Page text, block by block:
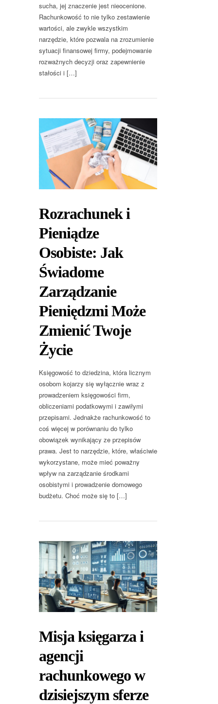
sucha, jej znaczenie jest nieocenione.
Rachunkowość to nie tylko zestawienie
wartości, ale zwykle wszystkim
narzędzie, które pozwala na zrozumienie
sytuacji finansowej firmy, podejmowanie
rozważnych decyzji oraz zapewnienie
stałości i […]
Rozrachunek i
Pieniądze
Osobiste: Jak
Świadome
Zarządzanie
Pieniędzmi Może
Zmienić Twoje
Życie
Księgowość to dziedzina, która licznym
osobom kojarzy się wyłącznie wraz z
prowadzeniem księgowości firm,
obliczeniami podatkowymi i zawiłymi
przepisami. Jednakże rachunkowość to
coś więcej w porównaniu do tylko
obowiązek wynikający ze przepisów
prawa. Jest to narzędzie, które, właściwie
wykorzystane, może mieć poważny
wpływ na zarządzanie środkami
osobistymi i prowadzenie domowego
budżetu. Choć może się to […]
Misja księgarza i
agencji
rachunkowego w
dzisiejszym sferze